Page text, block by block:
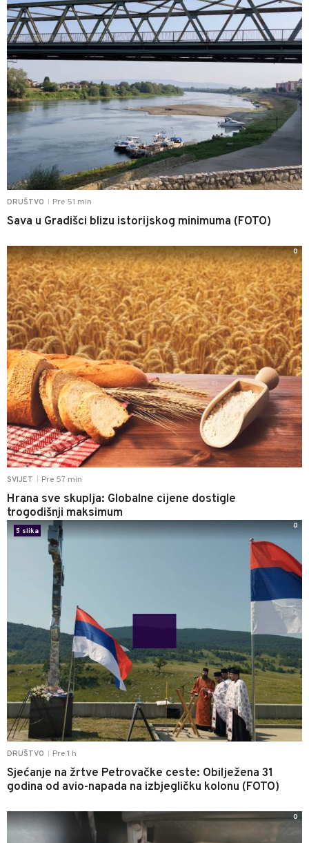
DRUŠTVO Pre 51 min
Sava u Gradišci blizu istorijskog minimuma (FOTO)
SVIJET Pre 57 min
Hrana sve skuplja: Globalne cijene dostigle
trogodišnji maksimum
0
DRUŠTVO Pre 1 h
Sjećanje na žrtve Petrovačke ceste: Obilježena 31
godina od avio-napada na izbjegličku kolonu (FOTO)
5 slika
0
0